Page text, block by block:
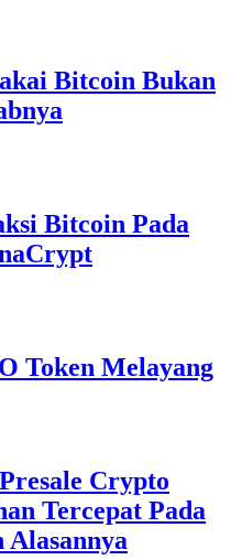
Bitcoin Bukan
Bitcoin Pada
Token Melayang
Crypto
Tercepat Pada
Alasannya